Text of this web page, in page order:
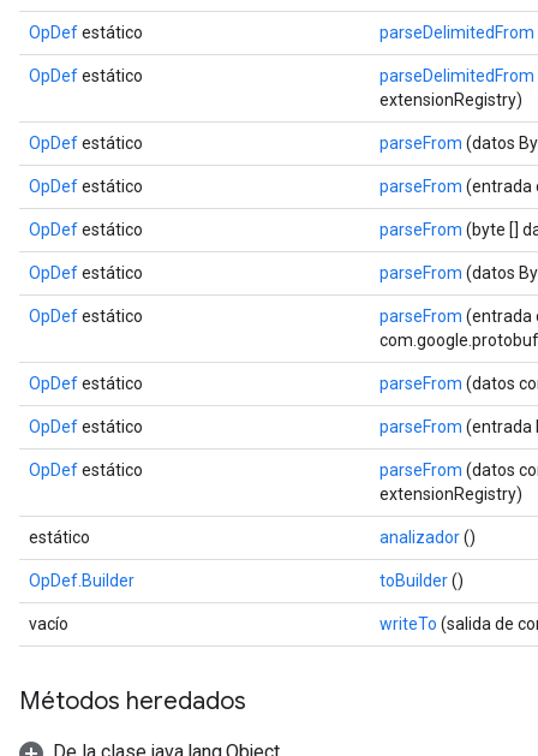
OpDefestático parseDelimitedFrom
OpDefestático parseDelimitedFrom
extensionRegistry)
OpDefestático parseFrom (datos
OpDefestático parseFrom (entrada
OpDefestático parseFrom (byte []
OpDefestático parseFrom (datos
OpDefestático parseFrom (entrada
OpDefestático parseFrom (datos
OpDefestático parseFrom (entrada
OpDefestático parseFrom (datos
extensionRegistry)
estático analizador()
OpDef.Builder toBuilder()
vacío writeTo (salida de
Métodos heredados